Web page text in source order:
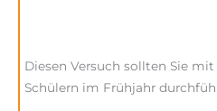
Diesen Versuch sollten Sie
Schülern im Frühjahr